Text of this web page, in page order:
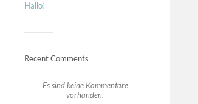
Hallo!
Recent Comments
Es sind keine Kommentare
vorhanden.